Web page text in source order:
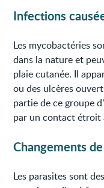
Infections
Les mycobactéries
dans la nature et
plaie cutanée. Il
ou des ulcères
partie de ce groupe
par un contact étroit
Changements
Les parasites sont